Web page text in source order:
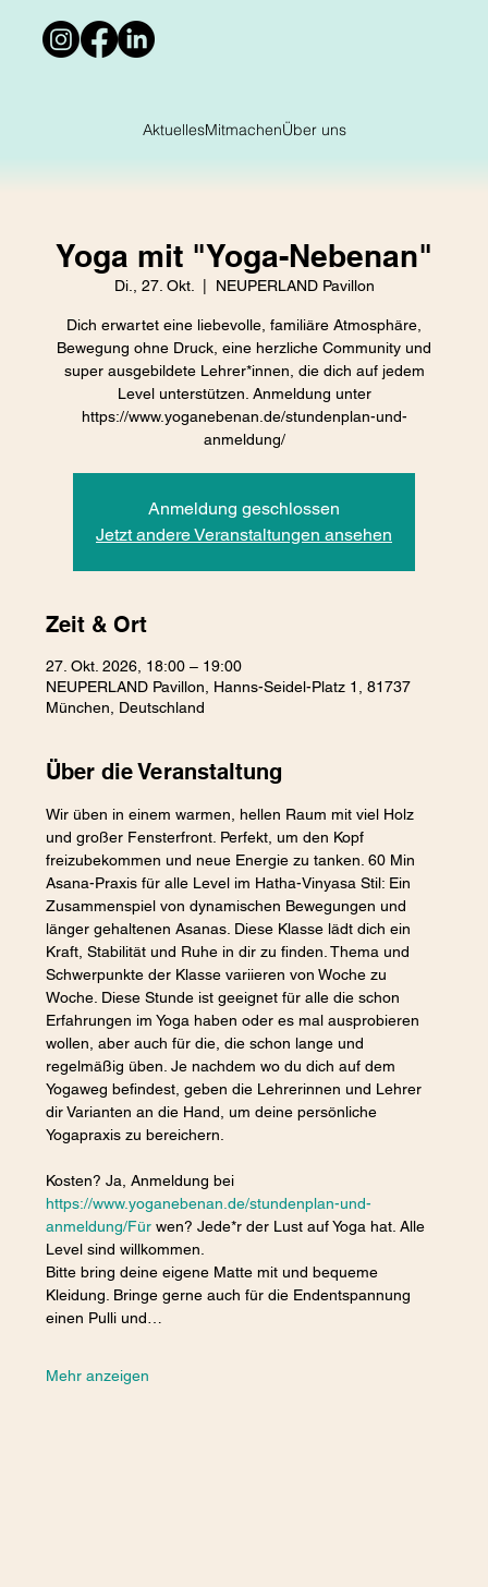
AktuellesMitmachenÜber uns
Yoga mit "Yoga-Nebenan"
Di., 27. Okt.
  |
NEUPERLAND Pavillon
Dich erwartet eine liebevolle, familiäre Atmosphäre,
Bewegung ohne Druck, eine herzliche Community und
super ausgebildete Lehrer*innen, die dich auf jedem
Level unterstützen. Anmeldung unter
https://www.yoganebenan.de/stundenplan-und-
anmeldung/
Anmeldung geschlossen
Jetzt andere Veranstaltungen ansehen
Zeit & Ort
27. Okt. 2026, 18:00 – 19:00
NEUPERLAND Pavillon, Hanns-Seidel-Platz 1, 81737
München, Deutschland
Über die Veranstaltung
Wir üben in einem warmen, hellen Raum mit viel Holz
und großer Fensterfront. Perfekt, um den Kopf
freizubekommen und neue Energie zu tanken. 60 Min
Asana-Praxis für alle Level im Hatha-Vinyasa Stil: Ein
Zusammenspiel von dynamischen Bewegungen und
länger gehaltenen Asanas. Diese Klasse lädt dich ein
Kraft, Stabilität und Ruhe in dir zu finden. Thema und
Schwerpunkte der Klasse variieren von Woche zu
Woche. Diese Stunde ist geeignet für alle die schon
Erfahrungen im Yoga haben oder es mal ausprobieren
wollen, aber auch für die, die schon lange und
regelmäßig üben. Je nachdem wo du dich auf dem
Yogaweg befindest, geben die Lehrerinnen und Lehrer
dir Varianten an die Hand, um deine persönliche
Yogapraxis zu bereichern.
Kosten? Ja, Anmeldung bei
https://www.yoganebenan.de/stundenplan-und-
anmeldung/Für wen? Jede*r der Lust auf Yoga hat. Alle
Level sind willkommen.
Bitte bring deine eigene Matte mit und bequeme
Kleidung. Bringe gerne auch für die Endentspannung
einen Pulli und…
Mehr anzeigen